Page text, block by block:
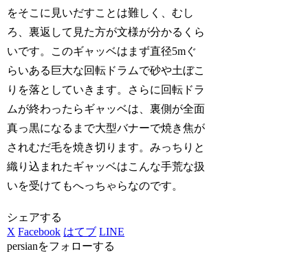
をそこに見いだすことは難しく、むし
ろ、裏返して見た方が文様が分かるくら
いです。このギャッベはまず直径5mぐ
らいある巨大な回転ドラムで砂や土ぼこ
りを落としていきます。さらに回転ドラ
ムが終わったらギャッベは、裏側が全面
真っ黒になるまで大型バナーで焼き焦が
されむだ毛を焼き切ります。みっちりと
織り込まれたギャッベはこんな手荒な扱
いを受けてもへっちゃらなのです。
シェアする
X Facebook はてブ LINE
persianをフォローする